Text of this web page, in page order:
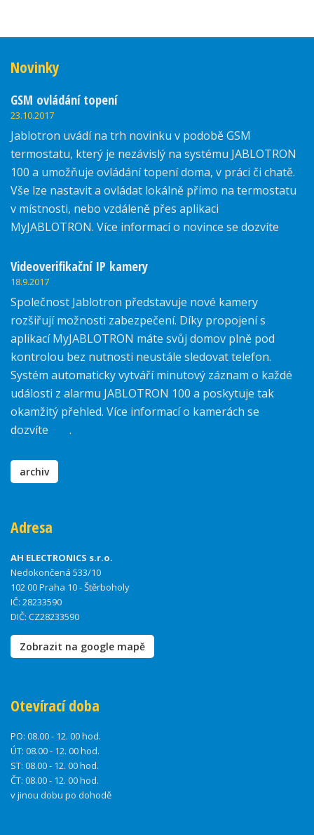
Novinky
GSM ovládání topení
23.10.2017
Jablotron uvádí na trh novinku v podobě GSM
termostatu, který je nezávislý na systému JABLOTRON
100 a umožňuje ovládání topení doma, v práci či chatě.
Vše lze nastavit a ovládat lokálně přímo na termostatu
v místnosti, nebo vzdáleně přes aplikaci
MyJABLOTRON. Více informací o novince se dozvíte
Videoverifikační IP kamery
18.9.2017
Společnost Jablotron představuje nové kamery
rozšiřují možnosti zabezpečení. Díky propojení s
aplikací MyJABLOTRON máte svůj domov plně pod
kontrolou bez nutnosti neustále sledovat telefon.
Systém automaticky vytváří minutový záznam o každé
události z alarmu JABLOTRON 100 a poskytuje tak
okamžitý přehled. Více informací o kamerách se
dozvíte
.
archiv
Adresa
AH ELECTRONICS s.r.o.
Nedokončená 533/10
102 00 Praha 10 - Štěrboholy
IČ: 28233590
DIČ: CZ28233590
Zobrazit na google mapě
Otevírací doba
PO: 08.00 - 12. 00 hod.
ÚT: 08.00 - 12. 00 hod.
ST: 08.00 - 12. 00 hod.
ČT: 08.00 - 12. 00 hod.
v jinou dobu po dohodě